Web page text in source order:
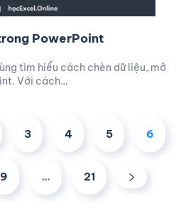
PowerPoint
tìm hiểu cách chèn dữ liệu, mở
Với cách…
3 4 5 6
9 … 21